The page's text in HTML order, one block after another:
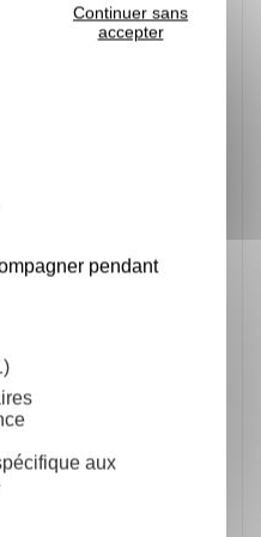
pendant
aux
Continuer sans
accepter
:
cm à 22x22 cm